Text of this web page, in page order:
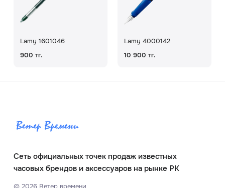
Lamy 1601046
900 тг.
Lamy 4000142
10 900 тг.
Сеть официальных точек продаж известных
часовых брендов и аксессуаров на рынке РК